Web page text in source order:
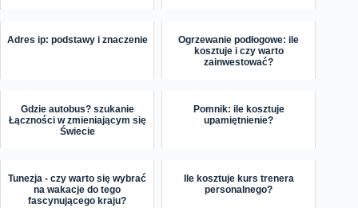
Adres ip: podstawy i znaczenie
Ogrzewanie podłogowe: ile
kosztuje i czy warto
zainwestować?
Gdzie autobus? szukanie
Łączności w zmieniającym się
Świecie
Pomnik: ile kosztuje
upamiętnienie?
Tunezja - czy warto się wybrać
na wakacje do tego
fascynującego kraju?
Ile kosztuje kurs trenera
personalnego?